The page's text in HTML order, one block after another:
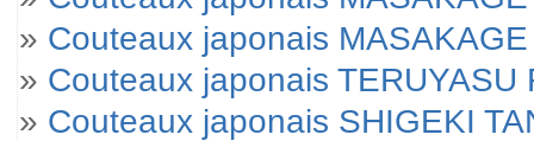
» Couteaux japonais
» Couteaux japonais TERUYASU
» Couteaux japonais SHIGEKI